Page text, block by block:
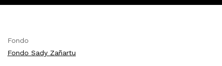
Fondo
Fondo Sady Zañartu